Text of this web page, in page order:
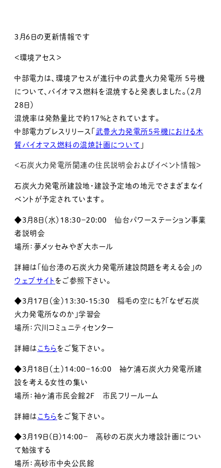
3月6日の更新情報です
＜環境アセス＞
中部電力は、環境アセスが進行中の武豊火力発電所 5号機
について、バイオマス燃料を混焼すると発表しました。（2月
28日）
混焼率は発熱量比で約17%とされています。
中部電力プレスリリース「 武豊火力発電所5号機における木
質バイオマス燃料の混焼計画について 」
＜石炭火力発電所関連の住民説明会およびイベント情報＞
石炭火力発電所建設地・建設予定地の地元でさまざまなイ
ベントが予定されています。
◆3月8日（水）18:30－20:00 仙台パワーステーション事業
者説明会
場所：夢メッセみやぎ大ホール
詳細は「仙台港の石炭火力発電所建設問題を考える会」 の
ウェブサイト をご参照下さい。
◆3月17日（金）13:30-15:30 稲毛の空にも？「なぜ石炭
火力発電所なのか」学習会
場所：穴川コミュニティセンター
詳細は こちら をご覧下さい。
◆3月18日（土）14:00－16:00 袖ケ浦石炭火力発電所建
設を考える女性の集い
場所：袖ヶ浦市民会館２Ｆ 市民フリールーム
詳細は こちら をご覧下さい。
◆3月19日(日)14:00－ 高砂の石炭火力増設計画につい
て勉強する
場所：高砂市中央公民館